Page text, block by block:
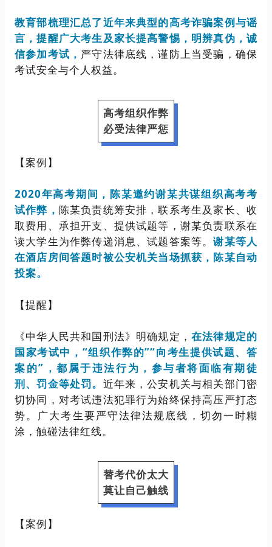
教育部梳理汇总了近年来典型的高考诈骗案例与谣
言，提醒广大考生及家长提高警惕，明辨真伪，诚
信参加考试， 严守法律底线，谨防上当受骗，确保
考试安全与个人权益。
高考组织作弊
必受法律严惩
【案例】
2020年高考期间， 陈某邀约谢某共谋组织高考考
试作弊， 陈某负责统筹安排，联系考生及家长、收
取费用、承担开支、提供试题等，谢某负责联系在
读大学生为作弊传递消息、试题答案等。谢某等人
在酒店房间答题时被公安机关当场抓获，陈某自动
投案。
【提醒】
《中华人民共和国刑法》明确规定，在法律规定的
国家考试中，“组织作弊的”“向考生提供试题、答
案的”，都属于违法行为，参与者将面临有期徒
刑、罚金等处罚。 近年来，公安机关与相关部门密
切协同，对考试违法犯罪行为始终保持高压严打态
势。广大考生要严守法律法规底线，切勿一时糊
涂，触碰法律红线。
替考代价太大
莫让自己触线
【案例】